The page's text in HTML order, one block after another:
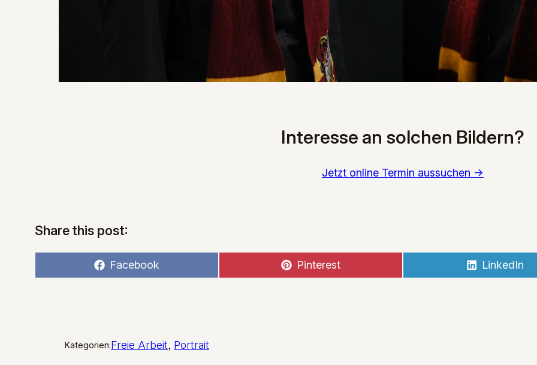
Interesse an solchen Bildern?
Jetzt online Termin aussuchen ->
Share this post:
Share
on
Facebook
Share
on
Pinterest
Share
on
LinkedIn
Kategorien:Freie Arbeit, Portrait